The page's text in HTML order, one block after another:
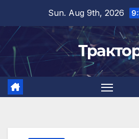
content
Sun. Aug 9th, 2026